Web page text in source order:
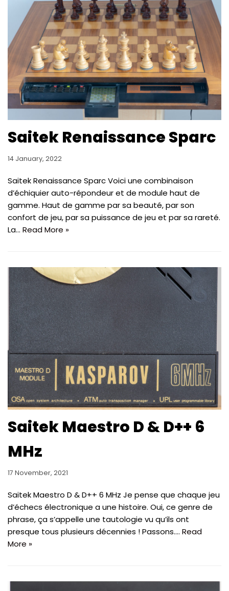
Saitek Renaissance Sparc
14 January, 2022
Saitek Renaissance Sparc Voici une combinaison
d’échiquier auto-répondeur et de module haut de
gamme. Haut de gamme par sa beauté, par son
confort de jeu, par sa puissance de jeu et par sa rareté.
La… Read More »
Saitek Maestro D & D++ 6
MHz
17 November, 2021
Saitek Maestro D & D++ 6 MHz Je pense que chaque jeu
d’échecs électronique a une histoire. Oui, ce genre de
phrase, ça s’appelle une tautologie vu qu’ils ont
presque tous plusieurs décennies ! Passons.… Read
More »